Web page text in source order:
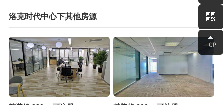
洛克时代中心下其他房源